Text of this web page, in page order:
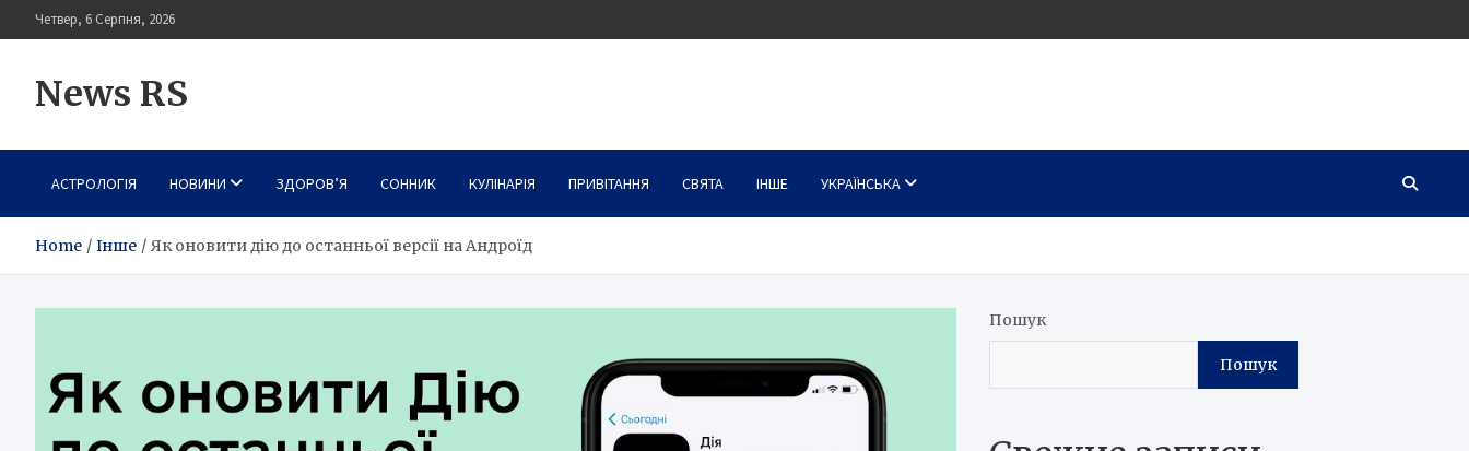
to
Четвер, 6 Серпня, 2026
News RS
АСТРОЛОГІЯ НОВИНИ ЗДОРОВ’Я СОННИК КУЛІНАРІЯ ПРИВІТАННЯ СВЯТА ІНШЕ УКРАЇНСЬКА
Home Інше Як оновити дію до останньої версії на Андроїд
Пошук
Пошук